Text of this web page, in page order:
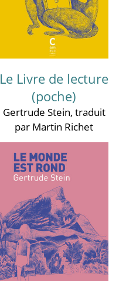
Le Livre de lecture
(poche)
Gertrude Stein, traduit
par Martin Richet